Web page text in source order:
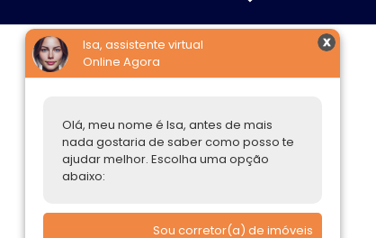
Isa, assistente virtual
Online Agora
Olá, meu nome é Isa, antes de mais
nada gostaria de saber como posso te
ajudar melhor. Escolha uma opção
abaixo:
Sou corretor(a) de imóveis
Comprar ou alugar
Quero Comprar